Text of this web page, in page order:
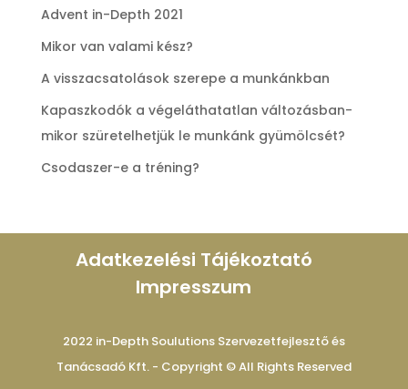
Advent in-Depth 2021
Mikor van valami kész?
A visszacsatolások szerepe a munkánkban
Kapaszkodók a végeláthatatlan változásban-
mikor szüretelhetjük le munkánk gyümölcsét?
Csodaszer-e a tréning?
Adatkezelési Tájékoztató
Impresszum
2022 in-Depth Soulutions Szervezetfejlesztő és
Tanácsadó Kft. - Copyright © All Rights Reserved